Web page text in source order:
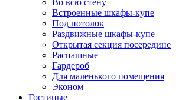
Во всю стену
Встроенные шкафы-купе
Под потолок
Раздвижные шкафы-купе
Открытая секция посередине
Распашные
Гардероб
Для маленького помещения
Эконом
Гостиные